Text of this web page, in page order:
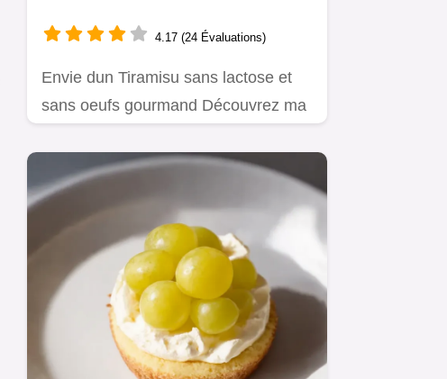
4.17 (24 Évaluations)
Envie dun Tiramisu sans lactose et
sans oeufs gourmand Découvrez ma